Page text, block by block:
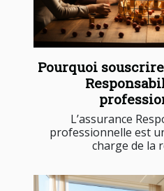
Pourquoi
L’assurance
professionnelle est
charge de la